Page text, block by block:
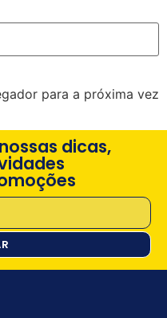
para a próxima vez
dicas,